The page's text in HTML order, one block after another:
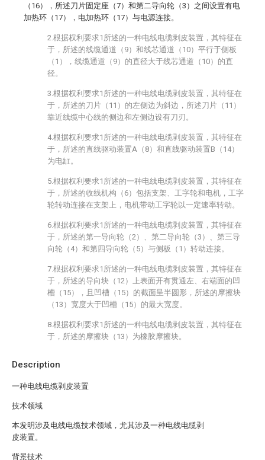
Description
一种电线电缆剥皮装置
技术领域
本发明涉及电线电缆技术领域，尤其涉及一种电线电缆剥
皮装置。
背景技术
（16），所述刀片固定座（7）和第二导向轮（3）之间设置有电
加热环（17），电加热环（17）与电源连接。
2.根据权利要求1所述的一种电线电缆剥皮装置，其特征在
于，所述的线缆通道（9）和线芯通道（10）平行于侧板
（1），线缆通道（9）的直径大于线芯通道（10）的直
径。
3.根据权利要求1所述的一种电线电缆剥皮装置，其特征在
于，所述的刀片（11）的左侧边为斜边，所述刀片（11）
靠近线缆中心线的侧边和左侧边设有刀刃。
4.根据权利要求1所述的一种电线电缆剥皮装置，其特征在
于，所述的直线驱动装置A（8）和直线驱动装置B（14）
为电缸。
5.根据权利要求1所述的一种电线电缆剥皮装置，其特征在
于，所述的收线机构（6）包括支架、工字轮和电机，工字
轮转动连接在支架上，电机带动工字轮以一定速率转动。
6.根据权利要求1所述的一种电线电缆剥皮装置，其特征在
于，所述的第一导向轮（2）、第二导向轮（3）、第三导
向轮（4）和第四导向轮（5）与侧板（1）转动连接。
7.根据权利要求1所述的一种电线电缆剥皮装置，其特征在
于，所述的导向块（12）上表面开有贯通左、右端面的凹
槽（15），且凹槽（15）的截面呈半圆形，所述的摩擦块
（13）宽度大于凹槽（15）的最大宽度。
8.根据权利要求1所述的一种电线电缆剥皮装置，其特征在
于，所述的摩擦块（13）为橡胶摩擦块。